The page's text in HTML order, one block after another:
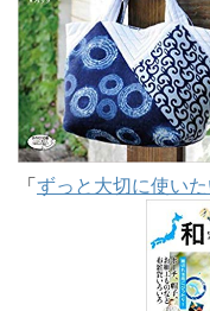
「 ずっと大切に使い